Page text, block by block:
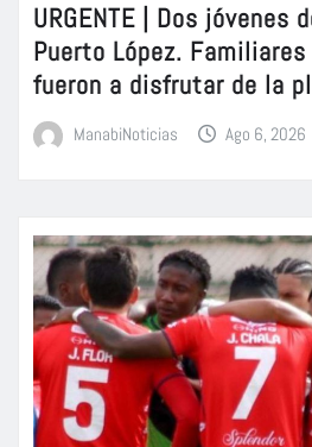
URGENTE | Dos jóvenes
Puerto López.
fueron a disfrutar de la
ManabiNoticias Ago 6, 2026